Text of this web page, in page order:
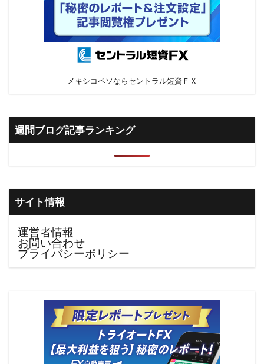
メキシコペソならセントラル短資ＦＸ
週間ブログ記事ランキング
サイト情報
運営者情報
お問い合わせ
プライバシーポリシー